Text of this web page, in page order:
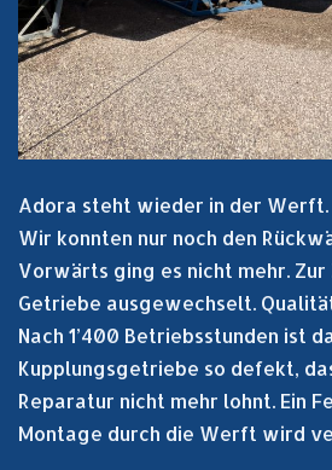
Adora steht wieder in der Werft.
Wir konnten nur noch den
Vorwärts ging es nicht mehr.
Getriebe ausgewechselt.
Nach 1’400 Betriebsstunden ist
Kupplungsgetriebe so defekt,
Reparatur nicht mehr lohnt. Ein
Montage durch die Werft wird